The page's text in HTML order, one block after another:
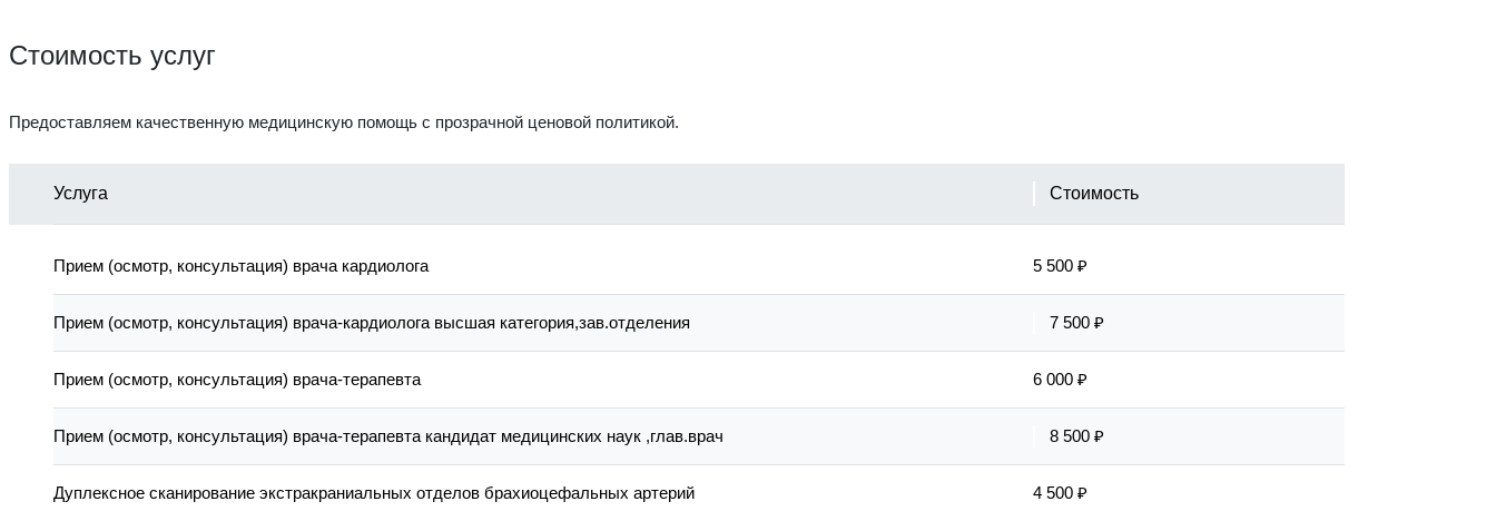
Стоимость услуг
Предоставляем качественную медицинскую помощь с прозрачной ценовой политикой.
Услуга Стоимость
Прием (осмотр, консультация) врача кардиолога 5 500 ₽
Прием (осмотр, консультация) врача-кардиолога высшая категория,зав.отделения 7 500 ₽
Прием (осмотр, консультация) врача-терапевта 6 000 ₽
Прием (осмотр, консультация) врача-терапевта кандидат медицинских наук ,глав.врач 8 500 ₽
Дуплексное сканирование экстракраниальных отделов брахиоцефальных артерий 4 500 ₽